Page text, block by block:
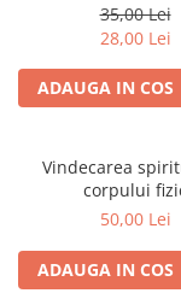
ScienceConnection
SelfHealing
Sanatate
Masaj
35,00 Lei
28,00 Lei
ADAUGA IN COS
Vindecarea
corpului
50,00 Lei
ADAUGA IN COS